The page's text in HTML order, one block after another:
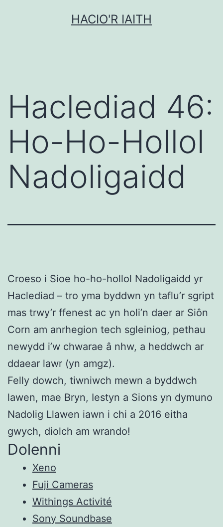
HACIO'R IAITH
Haclediad 46:
Ho-Ho-Hollol
Nadoligaidd
Croeso i Sioe ho-ho-hollol Nadoligaidd yr
Haclediad – tro yma byddwn yn taflu’r sgript
mas trwy’r ffenest ac yn holi’n daer ar Siôn
Corn am anrhegion tech sgleiniog, pethau
newydd i’w chwarae â nhw, a heddwch ar
ddaear lawr (yn amgz).
Felly dowch, tiwniwch mewn a byddwch
lawen, mae Bryn, Iestyn a Sions yn dymuno
Nadolig Llawen iawn i chi a 2016 eitha
gwych, diolch am wrando!
Dolenni
Xeno
Fuji Cameras
Withings Activité
Sony Soundbase